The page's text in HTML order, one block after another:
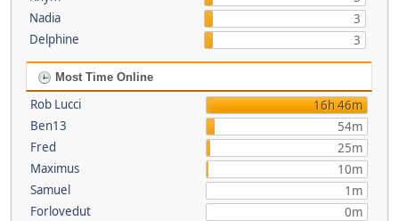
Nadia
3
Delphine
3
Most Time Online
Rob Lucci
16h 46m
Ben13
54m
Fred
25m
Maximus
10m
Samuel
1m
Forlovedut
0m